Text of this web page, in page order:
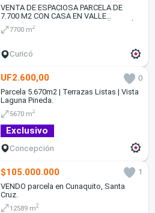
VENTA DE ESPACIOSA PARCELA DE
7.700 M2 CON CASA EN VALLE
TRANQUILO, ZAPALLAR CURICÓ REGIÓN
DEL MAULE
7700 m2
Curicó
UF2.600,00
0
Parcela 5.670m2 | Terrazas Listas | Vista
Laguna Pineda.
5670 m2
Exclusivo
Concepción
$105.000.000
1
VENDO parcela en Cunaquito, Santa
Cruz.
12589 m2